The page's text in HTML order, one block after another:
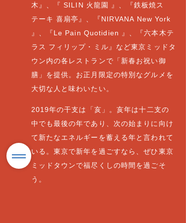
木』、『 SILIN 火龍園 』、『鉄板焼ス
テーキ 喜扇亭』、『NIRVANA New York
』、『Le Pain Quotidien 』、『六本木テ
ラス フィリップ・ミル』など東京ミッドタ
ウン内の各レストランで「新春お祝い御
膳」を提供。お正月限定の特別なグルメを
大切な人と味わいたい。
2019年の干支は「亥」。亥年は十二支の
中でも最後の年であり、次の始まりに向け
て新たなエネルギーを蓄える年と言われて
いる。東京で新年を過ごすなら、ぜひ東京
ミッドタウンで福尽くしの時間を過ごそ
う。